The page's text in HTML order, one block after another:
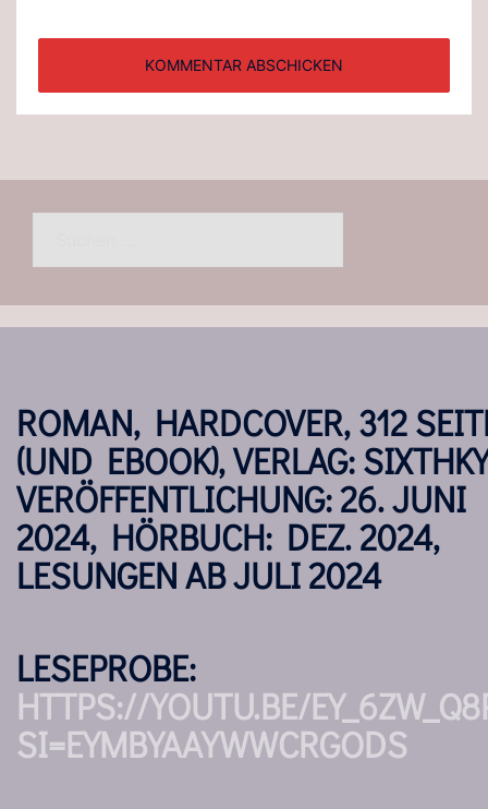
ROMAN, HARDCOVER, 312
(UND EBOOK), VERLAG:
VERÖFFENTLICHUNG: 26. JUNI
2024, HÖRBUCH: DEZ. 2024,
LESUNGEN AB JULI 2024
LESEPROBE:
HTTPS://YOUTU.BE/
SI=EYMBYAAYWWCRGODS